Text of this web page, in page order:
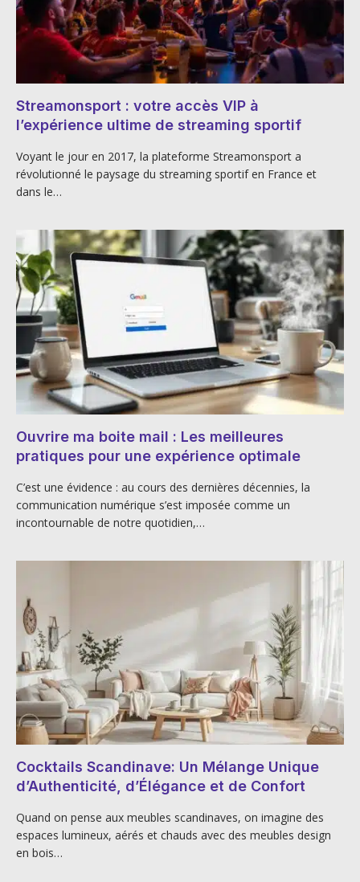
Streamonsport : votre accès VIP à
l’expérience ultime de streaming sportif
Voyant le jour en 2017, la plateforme Streamonsport a
révolutionné le paysage du streaming sportif en France et
dans le…
Ouvrire ma boite mail : Les meilleures
pratiques pour une expérience optimale
C’est une évidence : au cours des dernières décennies, la
communication numérique s’est imposée comme un
incontournable de notre quotidien,…
Cocktails Scandinave: Un Mélange Unique
d’Authenticité, d’Élégance et de Confort
Quand on pense aux meubles scandinaves, on imagine des
espaces lumineux, aérés et chauds avec des meubles design
en bois…